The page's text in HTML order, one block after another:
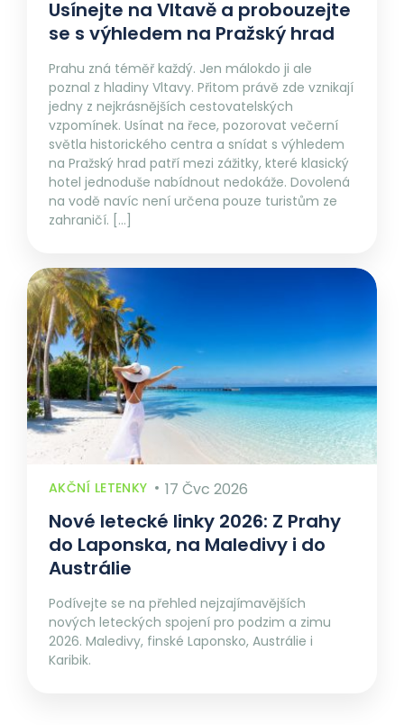
Usínejte na Vltavě a probouzejte
se s výhledem na Pražský hrad
Prahu zná téměř každý. Jen málokdo ji ale
poznal z hladiny Vltavy. Přitom právě zde vznikají
jedny z nejkrásnějších cestovatelských
vzpomínek. Usínat na řece, pozorovat večerní
světla historického centra a snídat s výhledem
na Pražský hrad patří mezi zážitky, které klasický
hotel jednoduše nabídnout nedokáže. Dovolená
na vodě navíc není určena pouze turistům ze
zahraničí. […]
AKČNÍ LETENKY 17 Čvc 2026
Nové letecké linky 2026: Z Prahy
do Laponska, na Maledivy i do
Austrálie
Podívejte se na přehled nejzajímavějších
nových leteckých spojení pro podzim a zimu
2026. Maledivy, finské Laponsko, Austrálie i
Karibik.